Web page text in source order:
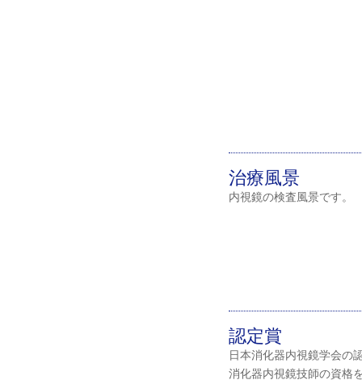
治療風景
内視鏡の検査風景です。
認定賞
日本消化器内視鏡学会の
消化器内視鏡技師の資格